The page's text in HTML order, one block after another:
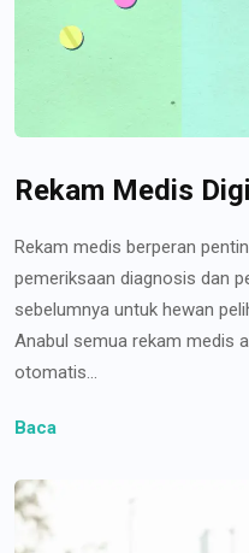
Rekam Medis
Rekam medis berperan
pemeriksaan diagnosis dan
sebelumnya untuk hewan
Anabul semua rekam medis
otomatis...
Baca